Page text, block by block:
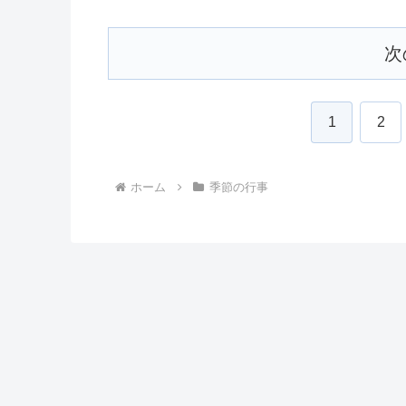
1 2
ホーム 季節の行事